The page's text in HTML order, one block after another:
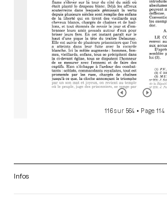
116 sur 564 • Page 114
Infos